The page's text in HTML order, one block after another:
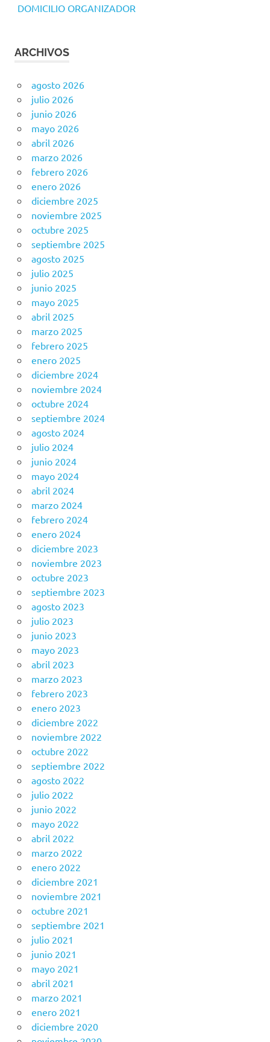
DOMICILIO ORGANIZADOR
ARCHIVOS
agosto 2026
julio 2026
junio 2026
mayo 2026
abril 2026
marzo 2026
febrero 2026
enero 2026
diciembre 2025
noviembre 2025
octubre 2025
septiembre 2025
agosto 2025
julio 2025
junio 2025
mayo 2025
abril 2025
marzo 2025
febrero 2025
enero 2025
diciembre 2024
noviembre 2024
octubre 2024
septiembre 2024
agosto 2024
julio 2024
junio 2024
mayo 2024
abril 2024
marzo 2024
febrero 2024
enero 2024
diciembre 2023
noviembre 2023
octubre 2023
septiembre 2023
agosto 2023
julio 2023
junio 2023
mayo 2023
abril 2023
marzo 2023
febrero 2023
enero 2023
diciembre 2022
noviembre 2022
octubre 2022
septiembre 2022
agosto 2022
julio 2022
junio 2022
mayo 2022
abril 2022
marzo 2022
enero 2022
diciembre 2021
noviembre 2021
octubre 2021
septiembre 2021
julio 2021
junio 2021
mayo 2021
abril 2021
marzo 2021
enero 2021
diciembre 2020